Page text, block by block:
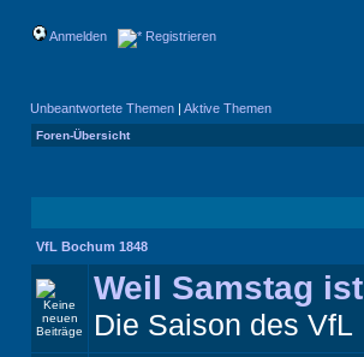
Anmelden Registrieren
Unbeantwortete Themen | Aktive Themen
Foren-Übersicht
VfL Bochum 1848
Weil Samstag ist
Die Saison des VfL